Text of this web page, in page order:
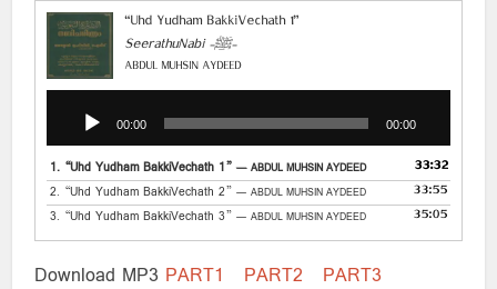
“Uhd Yudham BakkiVechath 1”
SeerathuNabi -ﷺ-
ABDUL MUHSIN AYDEED
00:00 00:00
1. “Uhd Yudham BakkiVechath 1” — ABDUL MUHSIN AYDEED 33:32
2. “Uhd Yudham BakkiVechath 2” — ABDUL MUHSIN AYDEED 33:55
3. “Uhd Yudham BakkiVechath 3” — ABDUL MUHSIN AYDEED 35:05
Download MP3 PART1 PART2 PART3